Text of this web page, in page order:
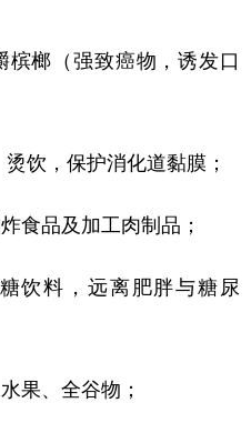
榔（强致癌物，诱发口
，保护消化道黏膜；
品及加工肉制品；
料，远离肥胖与糖尿
、全谷物；